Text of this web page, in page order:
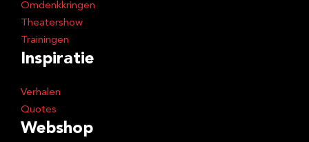
Omdenkkringen
Theatershow
Trainingen
Inspiratie
Verhalen
Quotes
Webshop